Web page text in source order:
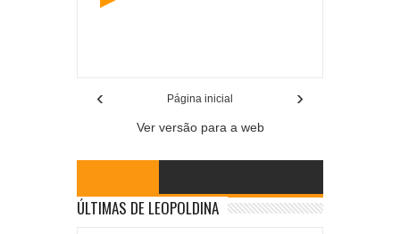
‹ ›
Página inicial
Ver versão para a web
ÚLTIMAS DE LEOPOLDINA